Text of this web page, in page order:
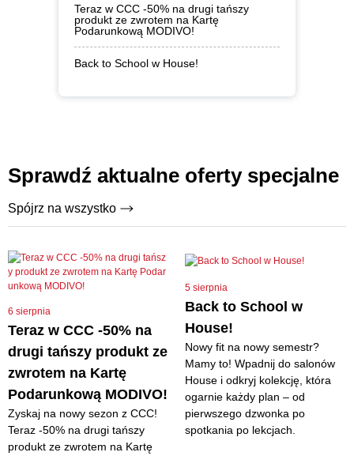
Teraz w CCC -50% na drugi tańszy
produkt ze zwrotem na Kartę
Podarunkową MODIVO!
Back to School w House!
Sprawdź aktualne oferty specjalne
Spójrz na wszystko
6 sierpnia
Teraz w CCC -50% na
drugi tańszy produkt ze
zwrotem na Kartę
Podarunkową MODIVO!
Zyskaj na nowy sezon z CCC!
Teraz -50% na drugi tańszy
produkt ze zwrotem na Kartę
5 sierpnia
Back to School w
House!
Nowy fit na nowy semestr?
Mamy to! Wpadnij do salonów
House i odkryj kolekcję, która
ogarnie każdy plan – od
pierwszego dzwonka po
spotkania po lekcjach.